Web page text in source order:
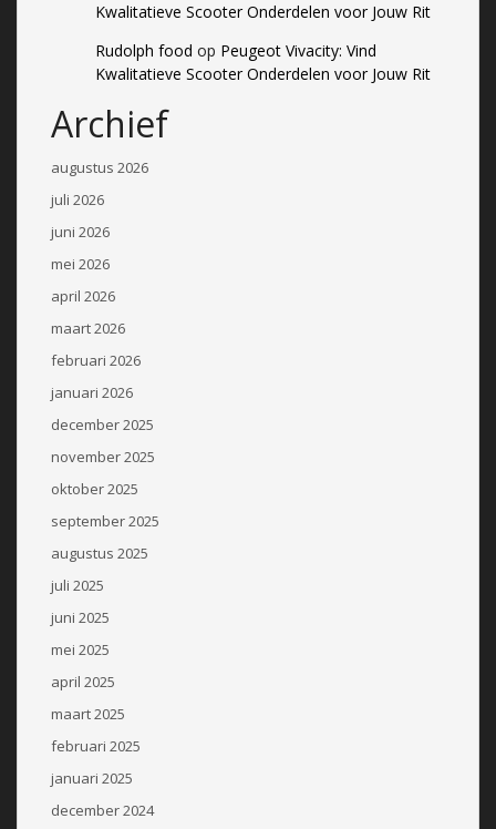
Kwalitatieve Scooter Onderdelen voor Jouw Rit
Rudolph food op Peugeot Vivacity: Vind
Kwalitatieve Scooter Onderdelen voor Jouw Rit
Archief
augustus 2026
juli 2026
juni 2026
mei 2026
april 2026
maart 2026
februari 2026
januari 2026
december 2025
november 2025
oktober 2025
september 2025
augustus 2025
juli 2025
juni 2025
mei 2025
april 2025
maart 2025
februari 2025
januari 2025
december 2024